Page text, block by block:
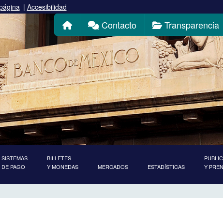
| Accesibilidad
Inicio Contacto Transparencia
SISTEMAS
DE PAGO
BILLETES
Y MONEDAS
MERCADOS ESTADÍSTICAS
Y